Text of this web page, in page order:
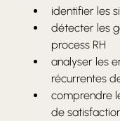
identifier les
détecter les
process RH
analyser les
récurrentes
comprendre
de